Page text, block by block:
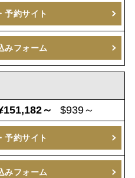
予約サイト
みフォーム
～ $939～
予約サイト
みフォーム